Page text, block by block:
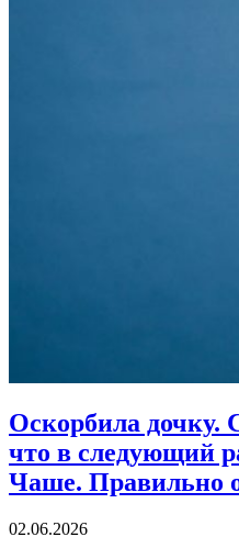
Оскорбила дочку.
что в следующий
Чаше. Правильно
02.06.2026